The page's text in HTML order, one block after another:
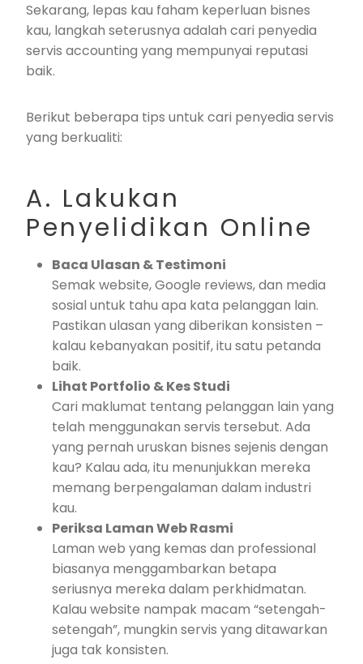
Sekarang, lepas kau faham keperluan bisnes
kau, langkah seterusnya adalah cari penyedia
servis accounting yang mempunyai reputasi
baik.
Berikut beberapa tips untuk cari penyedia servis
yang berkualiti:
A. Lakukan
Penyelidikan Online
Baca Ulasan & Testimoni
Semak website, Google reviews, dan media
sosial untuk tahu apa kata pelanggan lain.
Pastikan ulasan yang diberikan konsisten –
kalau kebanyakan positif, itu satu petanda
baik.
Lihat Portfolio & Kes Studi
Cari maklumat tentang pelanggan lain yang
telah menggunakan servis tersebut. Ada
yang pernah uruskan bisnes sejenis dengan
kau? Kalau ada, itu menunjukkan mereka
memang berpengalaman dalam industri
kau.
Periksa Laman Web Rasmi
Laman web yang kemas dan professional
biasanya menggambarkan betapa
seriusnya mereka dalam perkhidmatan.
Kalau website nampak macam “setengah-
setengah”, mungkin servis yang ditawarkan
juga tak konsisten.